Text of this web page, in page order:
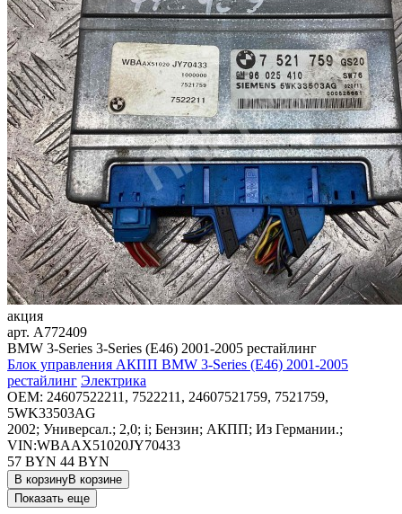
акция
арт. A772409
BMW 3-Series 3-Series (E46) 2001-2005 рестайлинг
Блок управления АКПП BMW 3-Series (E46) 2001-2005
рестайлинг Электрика
OEM: 24607522211, 7522211, 24607521759, 7521759,
5WK33503AG
2002; Универсал.; 2,0; i; Бензин; АКПП; Из Германии.;
VIN:WBAAX51020JY70433
57 BYN 44 BYN
В корзинуВ корзине
Показать еще